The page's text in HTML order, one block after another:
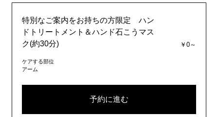
特別なご案内をお持ちの方限定 ハン
ドトリートメント＆ハンド石こうマス
ク(約30分)
￥0～
ケアする部位
アーム
予約に進む